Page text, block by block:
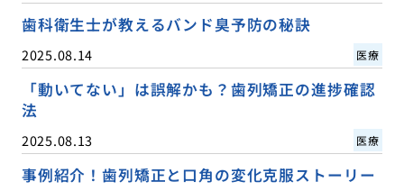
歯科衛生士が教えるバンド臭予防の秘訣
2025.08.14 医療
「動いてない」は誤解かも？歯列矯正の進捗確認
法
2025.08.13 医療
事例紹介！歯列矯正と口角の変化克服ストーリー